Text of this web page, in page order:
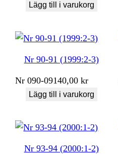
Lägg till i varukorg
Nr 90-91 (1999:2-3)
Nr 090-09140,00kr
Lägg till i varukorg
Nr 93-94 (2000:1-2)